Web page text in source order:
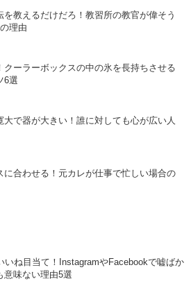
を教えるだけだろ！教習所の教官が偉そう
理由
クーラーボックスの中の氷を長持ちさせる
6選
大で器が大きい！誰に対しても心が広い人
に合わせる！元カレが仕事で忙しい場合の
いね目当て！InstagramやFacebookで嘘ばか
意味ない理由5選